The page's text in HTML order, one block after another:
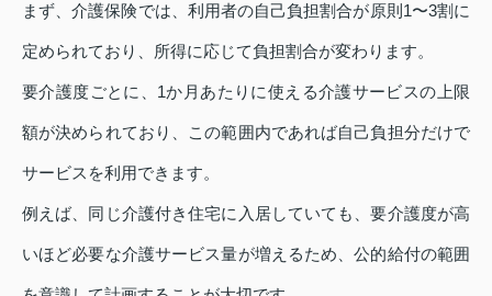
まず、介護保険では、利用者の自己負担割合が原則1〜3割に
定められており、所得に応じて負担割合が変わります。
要介護度ごとに、1か月あたりに使える介護サービスの上限
額が決められており、この範囲内であれば自己負担分だけで
サービスを利用できます。
例えば、同じ介護付き住宅に入居していても、要介護度が高
いほど必要な介護サービス量が増えるため、公的給付の範囲